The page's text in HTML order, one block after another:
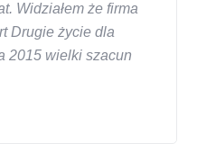
Widziałem że firma
Drugie życie dla
2015 wielki szacun